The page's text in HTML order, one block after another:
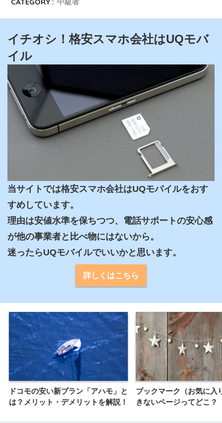
イチオシ！格安スマホ会社はUQモバ
イル
当サイトでは格安スマホ会社はUQモバイルをおす
すめしています。
理由は安値水準を保ちつつ、電話サポートの安心感
が他の事業者と比べ物にはないから。
迷ったらUQモバイルでいいかと思います。
詳しくはこちら
ドコモの安い新プラン「アハモ」と
は？メリット・デメリットを解説！
ブックマーク（お気に入
きないページってどこ？